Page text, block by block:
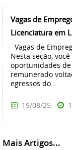
Vagas de
Licenciatura em
Vagas de
Nesta seção,
oportunidades
remunerado
egressos do...
19/08/25
Mais Artigos...